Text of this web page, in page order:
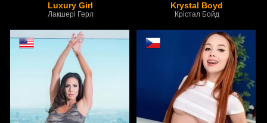
Luxury Girl
Лакшері Герл
Krystal Boyd
Крістал Бойд